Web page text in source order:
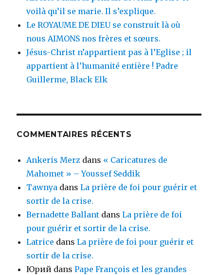
voilà qu’il se marie. Il s’explique.
Le ROYAUME DE DIEU se construit là où
nous AIMONS nos frères et sœurs.
Jésus-Christ n’appartient pas à l’Eglise ; il
appartient à l’humanité entière ! Padre
Guillerme, Black Elk
COMMENTAIRES RÉCENTS
Ankeris Merz dans « Caricatures de
Mahomet » – Youssef Seddik
Tawnya dansLa prière de foi pour guérir et
sortir de la crise.
Bernadette Ballant dansLa prière de foi
pour guérir et sortir de la crise.
Latrice dansLa prière de foi pour guérir et
sortir de la crise.
Юрий dansPape François et les grandes